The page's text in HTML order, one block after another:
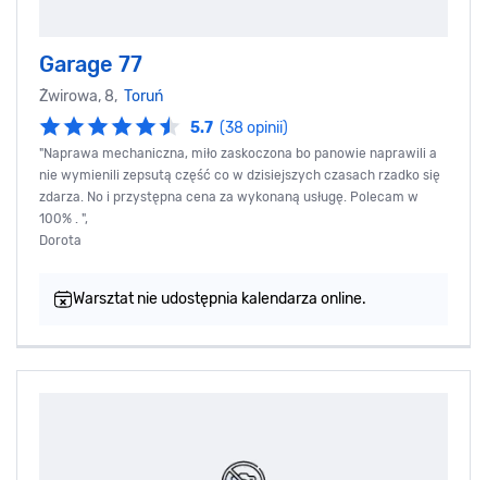
Garage 77
Żwirowa, 8, Toruń
5.7 (38 opinii)
"Naprawa mechaniczna, miło zaskoczona bo panowie naprawili a
nie wymienili zepsutą część co w dzisiejszych czasach rzadko się
zdarza. No i przystępna cena za wykonaną usługę. Polecam w
100% . ",
Dorota
Warsztat nie udostępnia kalendarza online.